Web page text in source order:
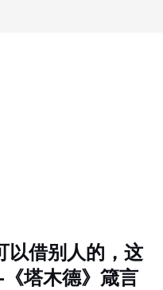
以借别人的，这
塔木德》箴言